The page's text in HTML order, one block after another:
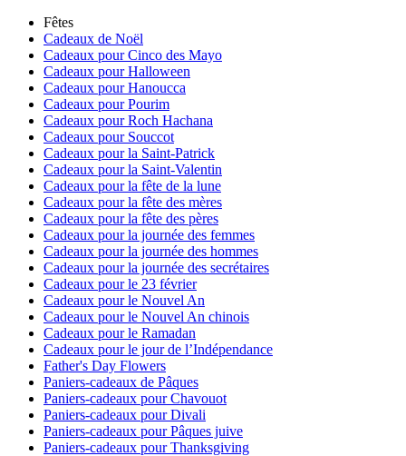
Fêtes
Cadeaux de Noël
Cadeaux pour Cinco des Mayo
Cadeaux pour Halloween
Cadeaux pour Hanoucca
Cadeaux pour Pourim
Cadeaux pour Roch Hachana
Cadeaux pour Souccot
Cadeaux pour la Saint-Patrick
Cadeaux pour la Saint-Valentin
Cadeaux pour la fête de la lune
Cadeaux pour la fête des mères
Cadeaux pour la fête des pères
Cadeaux pour la journée des femmes
Cadeaux pour la journée des hommes
Cadeaux pour la journée des secrétaires
Cadeaux pour le 23 février
Cadeaux pour le Nouvel An
Cadeaux pour le Nouvel An chinois
Cadeaux pour le Ramadan
Cadeaux pour le jour de l’Indépendance
Father's Day Flowers
Paniers-cadeaux de Pâques
Paniers-cadeaux pour Chavouot
Paniers-cadeaux pour Divali
Paniers-cadeaux pour Pâques juive
Paniers-cadeaux pour Thanksgiving